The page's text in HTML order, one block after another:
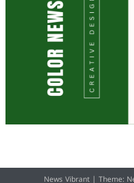
News Vibrant Theme: